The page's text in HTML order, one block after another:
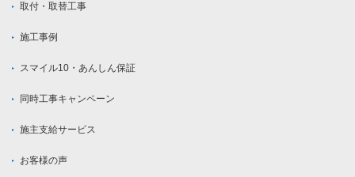
取付・取替工事
施工事例
スマイル10・あんしん保証
同時工事キャンペーン
施主支給サービス
お客様の声